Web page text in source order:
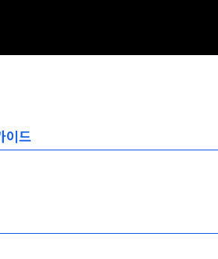
드